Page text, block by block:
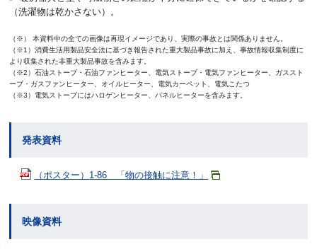
（洗濯物は乾かさない）。
（※） 本資料中の全ての画像は再現イメージであり、実際の事故とは関係ありません。
（※1）消費生活用製品安全法に基づき報告された重大製品事故に加え、事故情報収集制度に
より収集された非重大製品事故を含みます。
（※2）石油ストーブ・石油ファンヒーター、電気ストーブ・電気ファンヒーター、ガススト
ーブ・ガスファンヒーター、オイルヒーター、電気カーペット、電気こたつ
（※3）電気ストーブにはハロゲンヒーター、パネルヒーターを含みます。
発表資料
（ポスター）1-86 「物の接触に注意！」
映像資料